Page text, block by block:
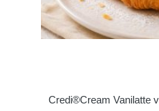
Credi®Cream Vanilatte